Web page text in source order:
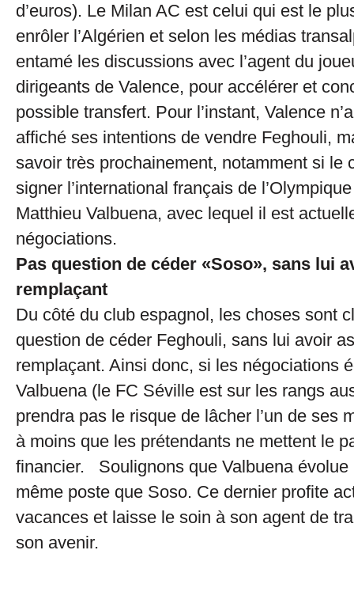
d’euros). Le Milan AC est celui qui est le
enrôler l’Algérien et selon les médias
entamé les discussions avec l’agent du
dirigeants de Valence, pour accélérer et
possible transfert. Pour l’instant, Valence
affiché ses intentions de vendre Feghouli,
savoir très prochainement, notamment si le
signer l’international français de
Matthieu Valbuena, avec lequel il est
négociations.
Pas question de céder «Soso», sans lui
remplaçant
Du côté du club espagnol, les choses sont
question de céder Feghouli, sans lui avoir
remplaçant. Ainsi donc, si les négociations
Valbuena (le FC Séville est sur les rangs
prendra pas le risque de lâcher l’un de ses
à moins que les prétendants ne mettent le
financier. Soulignons que Valbuena évolue
même poste que Soso. Ce dernier profite
vacances et laisse le soin à son agent de
son avenir.